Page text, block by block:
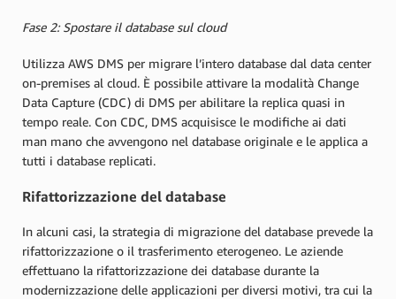
Fase 2: Spostare il database sul cloud
Utilizza AWS DMS per migrare l’intero database dal data center
on-premises al cloud. È possibile attivare la modalità Change
Data Capture (CDC) di DMS per abilitare la replica quasi in
tempo reale. Con CDC, DMS acquisisce le modifiche ai dati
man mano che avvengono nel database originale e le applica a
tutti i database replicati.
Rifattorizzazione del database
In alcuni casi, la strategia di migrazione del database prevede la
rifattorizzazione o il trasferimento eterogeneo. Le aziende
effettuano la rifattorizzazione dei database durante la
modernizzazione delle applicazioni per diversi motivi, tra cui la